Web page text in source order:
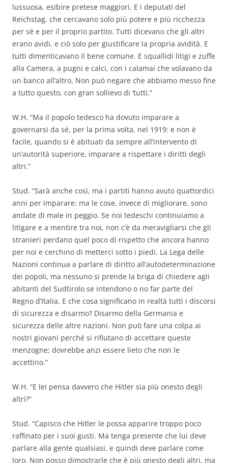
lussuosa, esibire pretese maggiori. E i deputati del
Reichstag, che cercavano solo più potere e più ricchezza
per sé e per il proprio partito. Tutti dicevano che gli altri
erano avidi, e ciò solo per giustificare la propria avidità. E
tutti dimenticavano il bene comune. E squallidi litigi e zuffe
alla Camera, a pugni e calci, con i calamai che volavano da
un banco all’altro. Non può negare che abbiamo messo fine
a tutto questo, con gran sollievo di ‘tutti.”
W.H. “Ma il popolo tedesco ha dovuto imparare a
governarsi da sé, per la prima volta, nel 1919: e non è
facile, quando si è abituati da sempre all’intervento di
un’autorità superiore, imparare a rispettare i diritti degli
altri.”
Stud. “Sarà anche così, ma i partiti hanno avuto quattordici
anni per imparare: ma le cose, invece di migliorare, sono
andate di male in peggio. Se noi tedeschi continuiamo a
litigare e a mentire tra noi, non c’è da meravigliarsi che gli
stranieri perdano quel poco di rispetto che ancora hanno
per noi e cerchino di metterci sotto i piedi. La Lega delle
Nazioni continua a parlare di diritto all’autodeterminazione
dei popoli, ma nessuno si prende la briga di chiedere agli
abitanti del Sudtirolo se intendono o no far parte del
Regno d’Italia. E che cosa significano in realtà tutti i discorsi
di sicurezza e disarmo? Disarmo della Germania e
sicurezza delle altre nazioni. Non può fare una colpa ai
nostri giovani perché si rifiutano di accettare queste
menzogne; dovrebbe anzi essere lieto che non le
accettino.”
W.H. “E lei pensa davvero che Hitler sia più onesto degli
altri?”
Stud. “Capisco che Hitler le possa apparire troppo poco
raffinato per i suoi gusti. Ma tenga presente che lui deve
parlare alla gente qualsiasi, e quindi deve parlare come
loro. Non posso dimostrarle che è più onesto degli altri, ma